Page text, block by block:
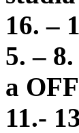
16. –
5. –
a
11.-